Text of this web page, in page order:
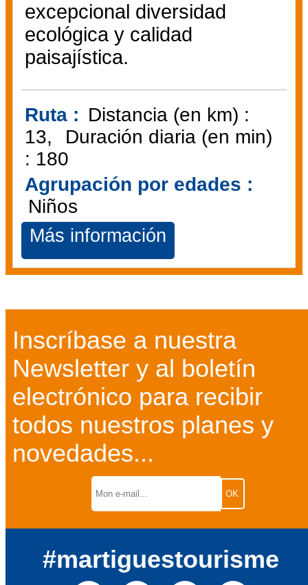
excepcional diversidad
ecológica y calidad
paisajística.
Ruta : Distancia (en km) :
13
Duración diaria (en min)
: 180
Agrupación por edades :
Niños
Más información
Inscríbase a nuestra
Newsletter y al boletín
electrónico para recibir
todos nuestros planes y
novedades...
#martiguestourisme